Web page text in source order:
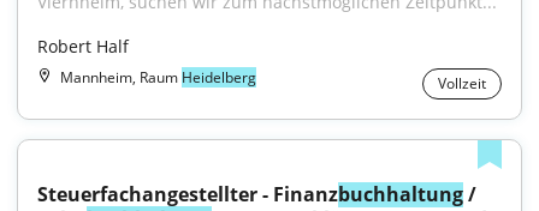
Robert Half
Mannheim, Raum Heidelberg Vollzeit
Steuerfachangestellter - Finanzbuchhaltung /